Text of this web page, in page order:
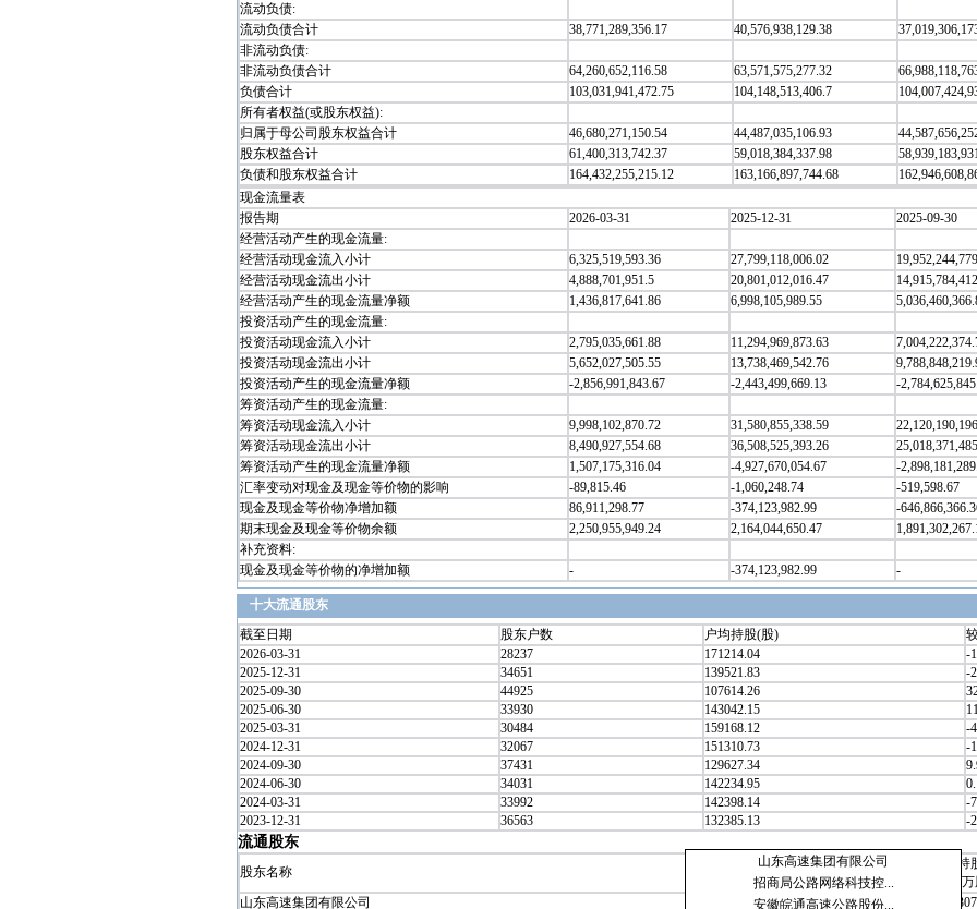
流动负债:
流动负债合计
38,771,289,356.17 40,576,938,129.38
非流动负债:
非流动负债合计
64,260,652,116.58 63,571,575,277.32
负债合计
103,031,941,472.75 104,148,513,406.7
所有者权益(或股东权益):
归属于母公司股东权益合计
46,680,271,150.54 44,487,035,106.93
股东权益合计
61,400,313,742.37 59,018,384,337.98
负债和股东权益合计
164,432,255,215.12 163,166,897,744.68
现金流量表
报告期
2026-03-31 2025-12-31
2025-09-30
经营活动产生的现金流量:
经营活动现金流入小计
6,325,519,593.36 27,799,118,006.02
经营活动现金流出小计
4,888,701,951.5 20,801,012,016.47
经营活动产生的现金流量净额
1,436,817,641.86 6,998,105,989.55
投资活动产生的现金流量:
投资活动现金流入小计
2,795,035,661.88 11,294,969,873.63
投资活动现金流出小计
5,652,027,505.55 13,738,469,542.76
投资活动产生的现金流量净额
-2,856,991,843.67 -2,443,499,669.13
-
筹资活动产生的现金流量:
筹资活动现金流入小计
9,998,102,870.72 31,580,855,338.59
筹资活动现金流出小计
8,490,927,554.68 36,508,525,393.26
筹资活动产生的现金流量净额
1,507,175,316.04 -4,927,670,054.67
-
汇率变动对现金及现金等价物的影响
-89,815.46 -1,060,248.74
-519,598.67
现金及现金等价物净增加额
86,911,298.77 -374,123,982.99
-
期末现金及现金等价物余额
2,250,955,949.24 2,164,044,650.47
补充资料:
现金及现金等价物的净增加额
- -374,123,982.99 -
十大流通股东
截至日期
股东户数 户均持股(股)
2026-03-31
28237 171214.04
-
2025-12-31
34651 139521.83
-
2025-09-30
44925 107614.26
2025-06-30
33930 143042.15
2025-03-31
30484 159168.12
-
2024-12-31
32067 151310.73
-
2024-09-30
37431 129627.34
2024-06-30
34031 142234.95
2024-03-31
33992 142398.14
-
2023-12-31
36563 132385.13 -
流通股东
山东高速集团有限公司
招商局公路网络科技控...
安徽皖通高速公路股份...
股东名称
持
(
山东高速集团有限公司